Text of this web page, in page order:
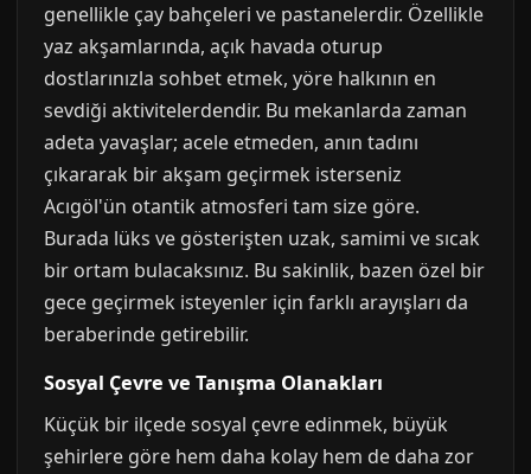
genellikle çay bahçeleri ve pastanelerdir. Özellikle
yaz akşamlarında, açık havada oturup
dostlarınızla sohbet etmek, yöre halkının en
sevdiği aktivitelerdendir. Bu mekanlarda zaman
adeta yavaşlar; acele etmeden, anın tadını
çıkararak bir akşam geçirmek isterseniz
Acıgöl'ün otantik atmosferi tam size göre.
Burada lüks ve gösterişten uzak, samimi ve sıcak
bir ortam bulacaksınız. Bu sakinlik, bazen özel bir
gece geçirmek isteyenler için farklı arayışları da
beraberinde getirebilir.
Sosyal Çevre ve Tanışma Olanakları
Küçük bir ilçede sosyal çevre edinmek, büyük
şehirlere göre hem daha kolay hem de daha zor